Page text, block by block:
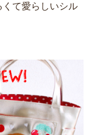
くて愛らしいシル